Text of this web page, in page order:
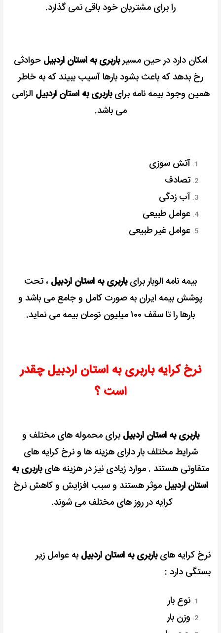
را برای مشتریان خود باقی نمی گذارد.
امکان دارد در حین مسیرباربری به استان اردبیل حوادثی
رخ بدهد که باعث بشود بارها آسیب ببیند که به خاطر
همین وجود بیمه نامه برایباربری به استان اردبیل الزامی
می باشد.
آتش سوزی
تصادف
آب زدگی
عوامل طبیعی
عوامل غیر طبیعی
بیمه نامه الوبار برایباربری به استان اردبیل ، تحت
پوشش بیمه ایران به صورت کامل و جامع می باشد و
بارها را تا سقف ۱۰۰ میلیون تومان بیمه می نماید.
نرخ کرایه باربری به استان اردبیل چقدر
است ؟
باربری به استان اردبیل برای محموله های مختلف و
شرایط مختلف بار دارای هزینه ها و نرخ کرایه های
متفاوتی هستند . موارد زیادی نیز در هزینه هایباربری به
استان اردبیل موثر هستند و سبب افزایش و کاهش نرخ
کرایه در روز های مختلف می شوند.
نرخ کرایه هایباربری به استان اردبیل به عوامل زیر
بستگی دارد :
نوع بار
وزن بار